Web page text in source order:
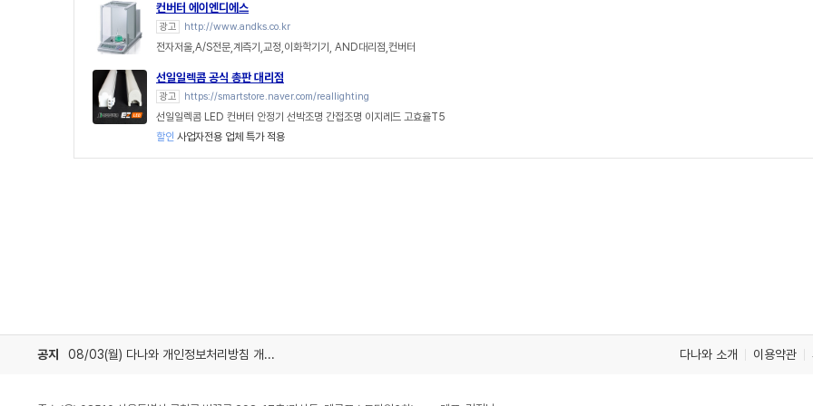
컨버터 에이엔디에스
광고 http://www.andks.co.kr
전자저울,A/S전문,계측기,교정,이화학기기, AND대리점,컨버터
선일일렉콤 공식 총판 대리점
광고 https://smartstore.naver.com/reallighting
선일일렉콤 LED 컨버터 안정기 선박조명 간접조명 이지레드 고효율T5
할인 사업자전용 업체 특가 적용
공지 08/03(월) 다나와 개인정보처리방침 개정 안내 다나와 소개 이용약관